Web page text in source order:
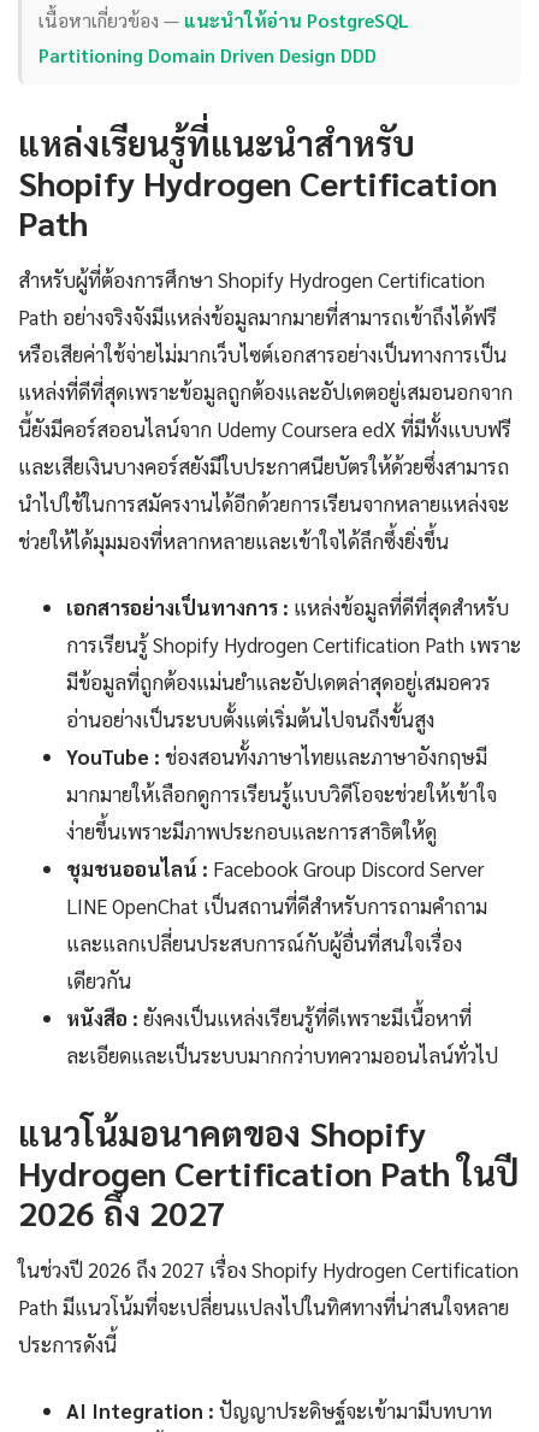
เนื้อหาเกี่ยวข้อง — แนะนำให้อ่าน PostgreSQL
Partitioning Domain Driven Design DDD
แหล่งเรียนรู้ที่แนะนำสำหรับ
Shopify Hydrogen Certification
Path
สำหรับผู้ที่ต้องการศึกษา Shopify Hydrogen Certification
Path อย่างจริงจังมีแหล่งข้อมูลมากมายที่สามารถเข้าถึงได้ฟรี
หรือเสียค่าใช้จ่ายไม่มากเว็บไซต์เอกสารอย่างเป็นทางการเป็น
แหล่งที่ดีที่สุดเพราะข้อมูลถูกต้องและอัปเดตอยู่เสมอนอกจาก
นี้ยังมีคอร์สออนไลน์จาก Udemy Coursera edX ที่มีทั้งแบบฟรี
และเสียเงินบางคอร์สยังมีใบประกาศนียบัตรให้ด้วยซึ่งสามารถ
นำไปใช้ในการสมัครงานได้อีกด้วยการเรียนจากหลายแหล่งจะ
ช่วยให้ได้มุมมองที่หลากหลายและเข้าใจได้ลึกซึ้งยิ่งขึ้น
เอกสารอย่างเป็นทางการ : แหล่งข้อมูลที่ดีที่สุดสำหรับ
การเรียนรู้ Shopify Hydrogen Certification Path เพราะ
มีข้อมูลที่ถูกต้องแม่นยำและอัปเดตล่าสุดอยู่เสมอควร
อ่านอย่างเป็นระบบตั้งแต่เริ่มต้นไปจนถึงขั้นสูง
YouTube : ช่องสอนทั้งภาษาไทยและภาษาอังกฤษมี
มากมายให้เลือกดูการเรียนรู้แบบวิดีโอจะช่วยให้เข้าใจ
ง่ายขึ้นเพราะมีภาพประกอบและการสาธิตให้ดู
ชุมชนออนไลน์ : Facebook Group Discord Server
LINE OpenChat เป็นสถานที่ดีสำหรับการถามคำถาม
และแลกเปลี่ยนประสบการณ์กับผู้อื่นที่สนใจเรื่อง
เดียวกัน
หนังสือ : ยังคงเป็นแหล่งเรียนรู้ที่ดีเพราะมีเนื้อหาที่
ละเอียดและเป็นระบบมากกว่าบทความออนไลน์ทั่วไป
แนวโน้มอนาคตของ Shopify
Hydrogen Certification Path ในปี
2026 ถึง 2027
ในช่วงปี 2026 ถึง 2027 เรื่อง Shopify Hydrogen Certification
Path มีแนวโน้มที่จะเปลี่ยนแปลงไปในทิศทางที่น่าสนใจหลาย
ประการดังนี้
AI Integration : ปัญญาประดิษฐ์จะเข้ามามีบทบาท